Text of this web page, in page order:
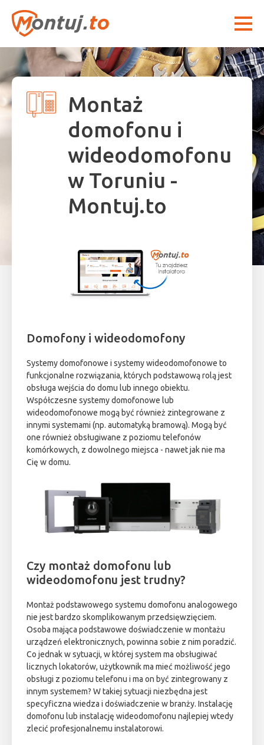
Montaż
domofonu i
wideodomofonu
w Toruniu -
Montuj.to
Domofony i wideodomofony
Systemy domofonowe i systemy wideodomofonowe to
funkcjonalne rozwiązania, których podstawową rolą jest
obsługa wejścia do domu lub innego obiektu.
Współczesne systemy domofonowe lub
wideodomofonowe mogą być również zintegrowane z
innymi systemami (np. automatyką bramową). Mogą być
one również obsługiwane z poziomu telefonów
komórkowych, z dowolnego miejsca - nawet jak nie ma
Cię w domu.
Czy montaż domofonu lub
wideodomofonu jest trudny?
Montaż podstawowego systemu domofonu analogowego
nie jest bardzo skomplikowanym przedsięwzięciem.
Osoba mająca podstawowe doświadczenie w montażu
urządzeń elektronicznych, powinna sobie z nim poradzić.
Co jednak w sytuacji, w której system ma obsługiwać
licznych lokatorów, użytkownik ma mieć możliwość jego
obsługi z poziomu telefonu i ma on być zintegrowany z
innym systemem? W takiej sytuacji niezbędna jest
specyficzna wiedza i doświadczenie w branży. Instalację
domofonu lub instalację wideodomofonu najlepiej wtedy
zlecić profesjonalnemu instalatorowi.